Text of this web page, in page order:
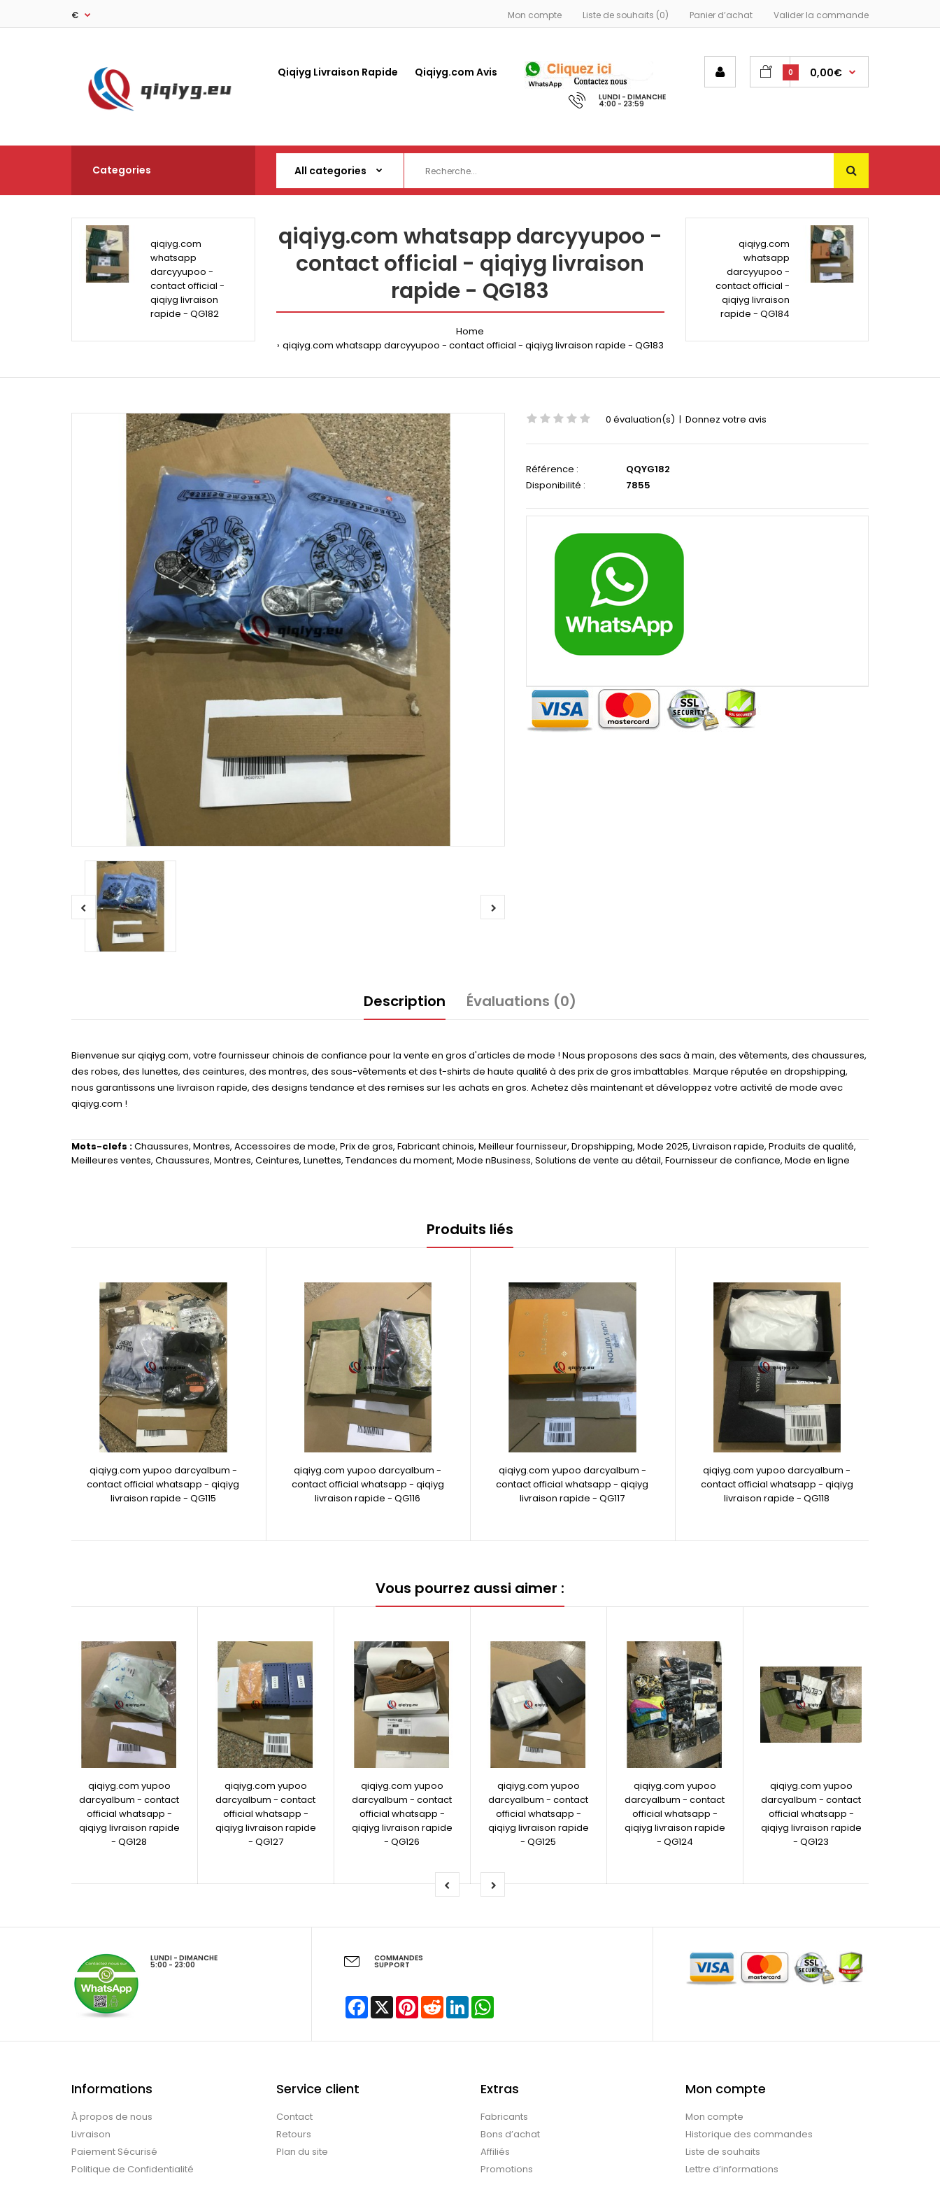
Mon compte Liste de souhaits (0) Panier d’achat Valider la commande
€
Qiqiyg Livraison Rapide Qiqiyg.com Avis
LUNDI - DIMANCHE
4:00 - 23:59
0 0,00€
Categories
qiqiyg.com
whatsapp
darcyyupoo -
contact official -
qiqiyg livraison
rapide - QG182
qiqiyg.com whatsapp darcyyupoo -
contact official - qiqiyg livraison
rapide - QG183
Home
qiqiyg.com whatsapp darcyyupoo - contact official - qiqiyg livraison rapide - QG183
qiqiyg.com
whatsapp
darcyyupoo -
contact official -
qiqiyg livraison
rapide - QG184
0 évaluation(s) | Donnez votre avis
Référence :
QQYG182
Disponibilité :
7855
Description Évaluations (0)
Bienvenue sur qiqiyg.com, votre fournisseur chinois de confiance pour la vente en gros d'articles de mode ! Nous proposons des sacs à main, des vêtements, des chaussures,
des robes, des lunettes, des ceintures, des montres, des sous-vêtements et des t-shirts de haute qualité à des prix de gros imbattables. Marque réputée en dropshipping,
nous garantissons une livraison rapide, des designs tendance et des remises sur les achats en gros. Achetez dès maintenant et développez votre activité de mode avec
qiqiyg.com !
Mots-clefs :Chaussures, Montres, Accessoires de mode, Prix de gros, Fabricant chinois, Meilleur fournisseur, Dropshipping, Mode 2025, Livraison rapide, Produits de qualité,
Meilleures ventes, Chaussures, Montres, Ceintures, Lunettes, Tendances du moment, Mode nBusiness, Solutions de vente au détail, Fournisseur de confiance, Mode en ligne
Produits liés
qiqiyg.com yupoo darcyalbum -
contact official whatsapp - qiqiyg
livraison rapide - QG115
qiqiyg.com yupoo darcyalbum -
contact official whatsapp - qiqiyg
livraison rapide - QG116
qiqiyg.com yupoo darcyalbum -
contact official whatsapp - qiqiyg
livraison rapide - QG117
qiqiyg.com yupoo darcyalbum -
contact official whatsapp - qiqiyg
livraison rapide - QG118
Vous pourrez aussi aimer :
qiqiyg.com yupoo
darcyalbum - contact
official whatsapp -
qiqiyg livraison rapide
- QG128
qiqiyg.com yupoo
darcyalbum - contact
official whatsapp -
qiqiyg livraison rapide
- QG127
qiqiyg.com yupoo
darcyalbum - contact
official whatsapp -
qiqiyg livraison rapide
- QG126
qiqiyg.com yupoo
darcyalbum - contact
official whatsapp -
qiqiyg livraison rapide
- QG125
qiqiyg.com yupoo
darcyalbum - contact
official whatsapp -
qiqiyg livraison rapide
- QG124
qiqiyg.com yupoo
darcyalbum - contact
official whatsapp -
qiqiyg livraison rapide
- QG123
LUNDI - DIMANCHE
5:00 - 23:00
COMMANDES
SUPPORT
Facebook
X PinterestRedditLinkedIn
Informations
À propos de nous
Livraison
Paiement Sécurisé
Politique de Confidentialité
Service client
Contact
Retours
Plan du site
Extras
Fabricants
Bons d’achat
Affiliés
Promotions
Mon compte
Mon compte
Historique des commandes
Liste de souhaits
Lettre d’informations